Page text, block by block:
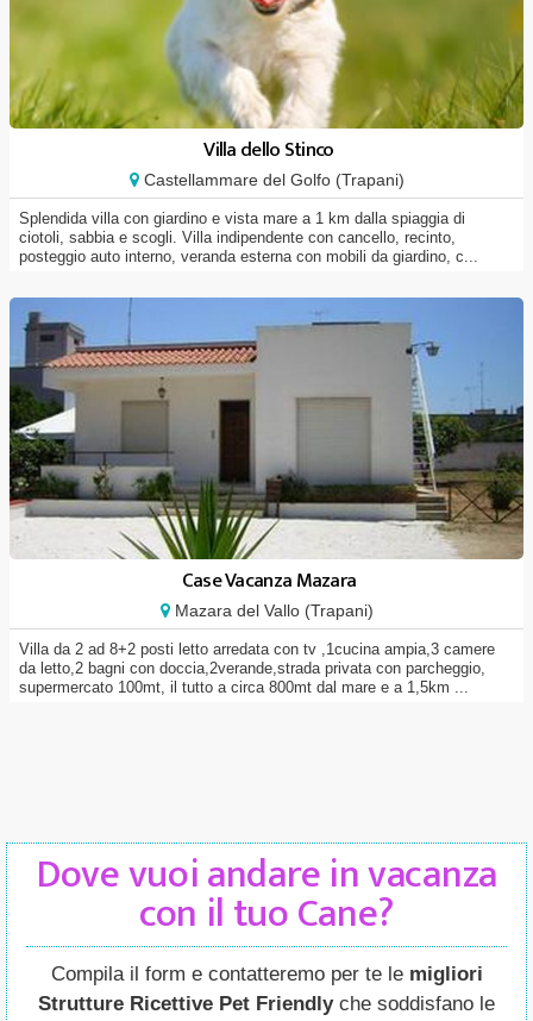
Villa dello Stinco
Castellammare del Golfo (Trapani)
Splendida villa con giardino e vista mare a 1 km dalla spiaggia di
ciotoli, sabbia e scogli. Villa indipendente con cancello, recinto,
posteggio auto interno, veranda esterna con mobili da giardino, c...
Case Vacanza Mazara
Mazara del Vallo (Trapani)
Villa da 2 ad 8+2 posti letto arredata con tv ,1cucina ampia,3 camere
da letto,2 bagni con doccia,2verande,strada privata con parcheggio,
supermercato 100mt, il tutto a circa 800mt dal mare e a 1,5km ...
Dove vuoi andare in vacanza
con il tuo Cane?
Compila il form e contatteremo per te le migliori
Strutture Ricettive Pet Friendlyche soddisfano le